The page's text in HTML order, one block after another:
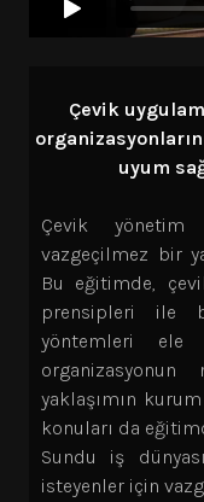
Çevik
uyum
Çevik yönetim
vazgeçilmez bir
Bu eğitimde,
prensipleri ile
yöntemleri ele
yaklaşımın
konuları da
Sundu iş
isteyenler için